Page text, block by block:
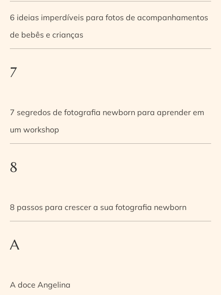
6 ideias imperdíveis para fotos de acompanhamentos
de bebês e crianças
7
7 segredos de fotografia newborn para aprender em
um workshop
8
8 passos para crescer a sua fotografia newborn
A
A doce Angelina